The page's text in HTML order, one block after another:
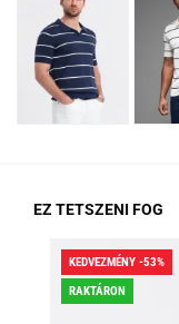
EZ TETSZENI FOG
KEDVEZMÉNY -53%
RAKTÁRON